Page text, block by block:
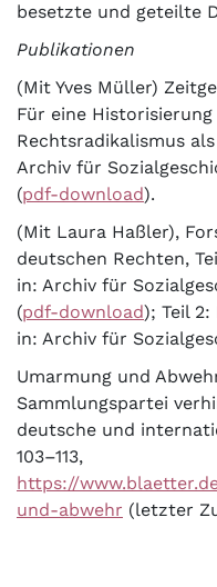
besetzte und geteilte
Publikationen
(Mit Yves Müller)
Für eine
Rechtsradikalismus
Archiv für
(pdf-download).
(Mit Laura Haßler),
deutschen Rechten,
in: Archiv für
(pdf-download); Teil
in: Archiv für
Umarmung und
Sammlungspartei
deutsche und
103–113,
https://
und-abwehr (letzter